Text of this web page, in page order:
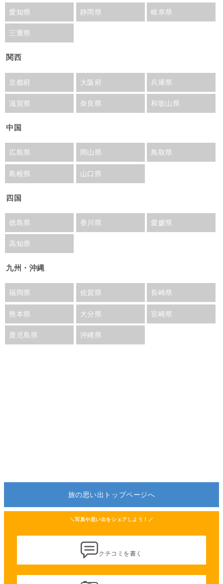
愛知県 静岡県 岐阜県
三重県
関西
京都府 大阪府 兵庫県
滋賀県 奈良県 和歌山県
中国
広島県 岡山県 鳥取県
島根県 山口県
四国
徳島県 香川県 愛媛県
高知県
九州・沖縄
福岡県 佐賀県 長崎県
熊本県 大分県 宮崎県
鹿児島県 沖縄県
旅の思い出トップページへ
＼写真や思い出をシェアしよう！／
クチコミを書く